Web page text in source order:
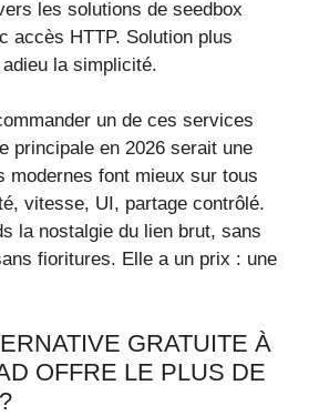
les solutions de seedbox
accès HTTP. Solution plus
la simplicité.
un de ces services
principale en 2026 serait une
modernes font mieux sur tous
vitesse, UI, partage contrôlé.
la nostalgie du lien brut, sans
fioritures. Elle a un prix : une
GRATUITE À
OFFRE LE PLUS DE